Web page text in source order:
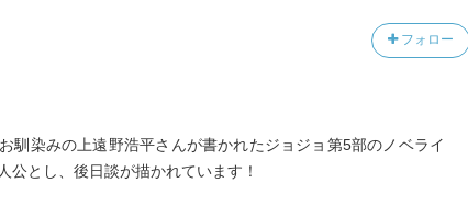
フォロー
馴染みの上遠野浩平さんが書かれたジョジョ第5部のノベライ
公とし、後日談が描かれています！